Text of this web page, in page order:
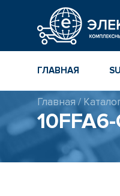
ГЛАВНАЯ
Главная /
10FFA6-